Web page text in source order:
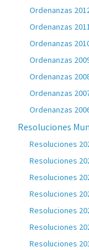
Ordenanzas
Ordenanzas
Ordenanzas
Ordenanzas
Ordenanzas
Ordenanzas
Ordenanzas
Resoluciones
Resoluciones
Resoluciones
Resoluciones
Resoluciones
Resoluciones
Resoluciones
Resoluciones